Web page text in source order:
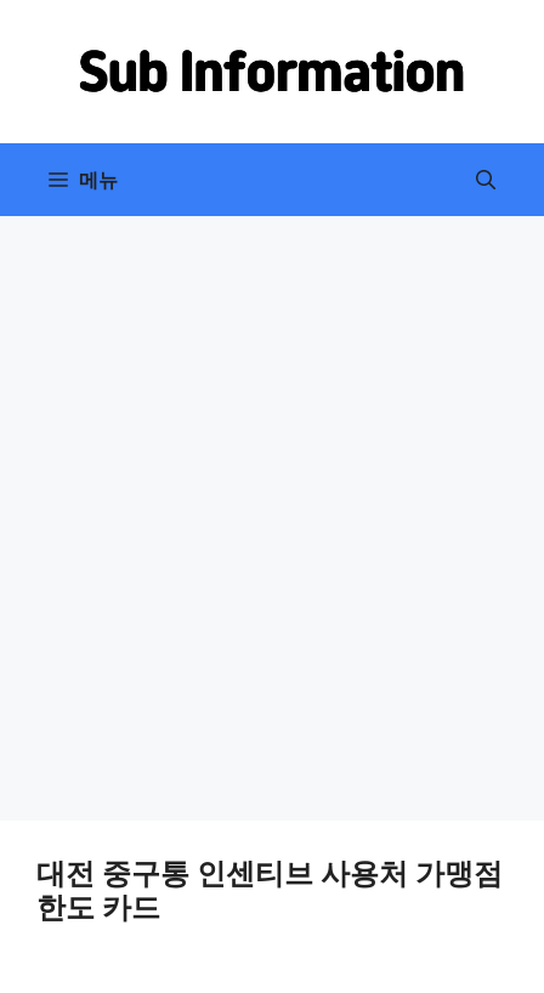
메뉴
대전 중구통 인센티브 사용처 가맹점
한도 카드